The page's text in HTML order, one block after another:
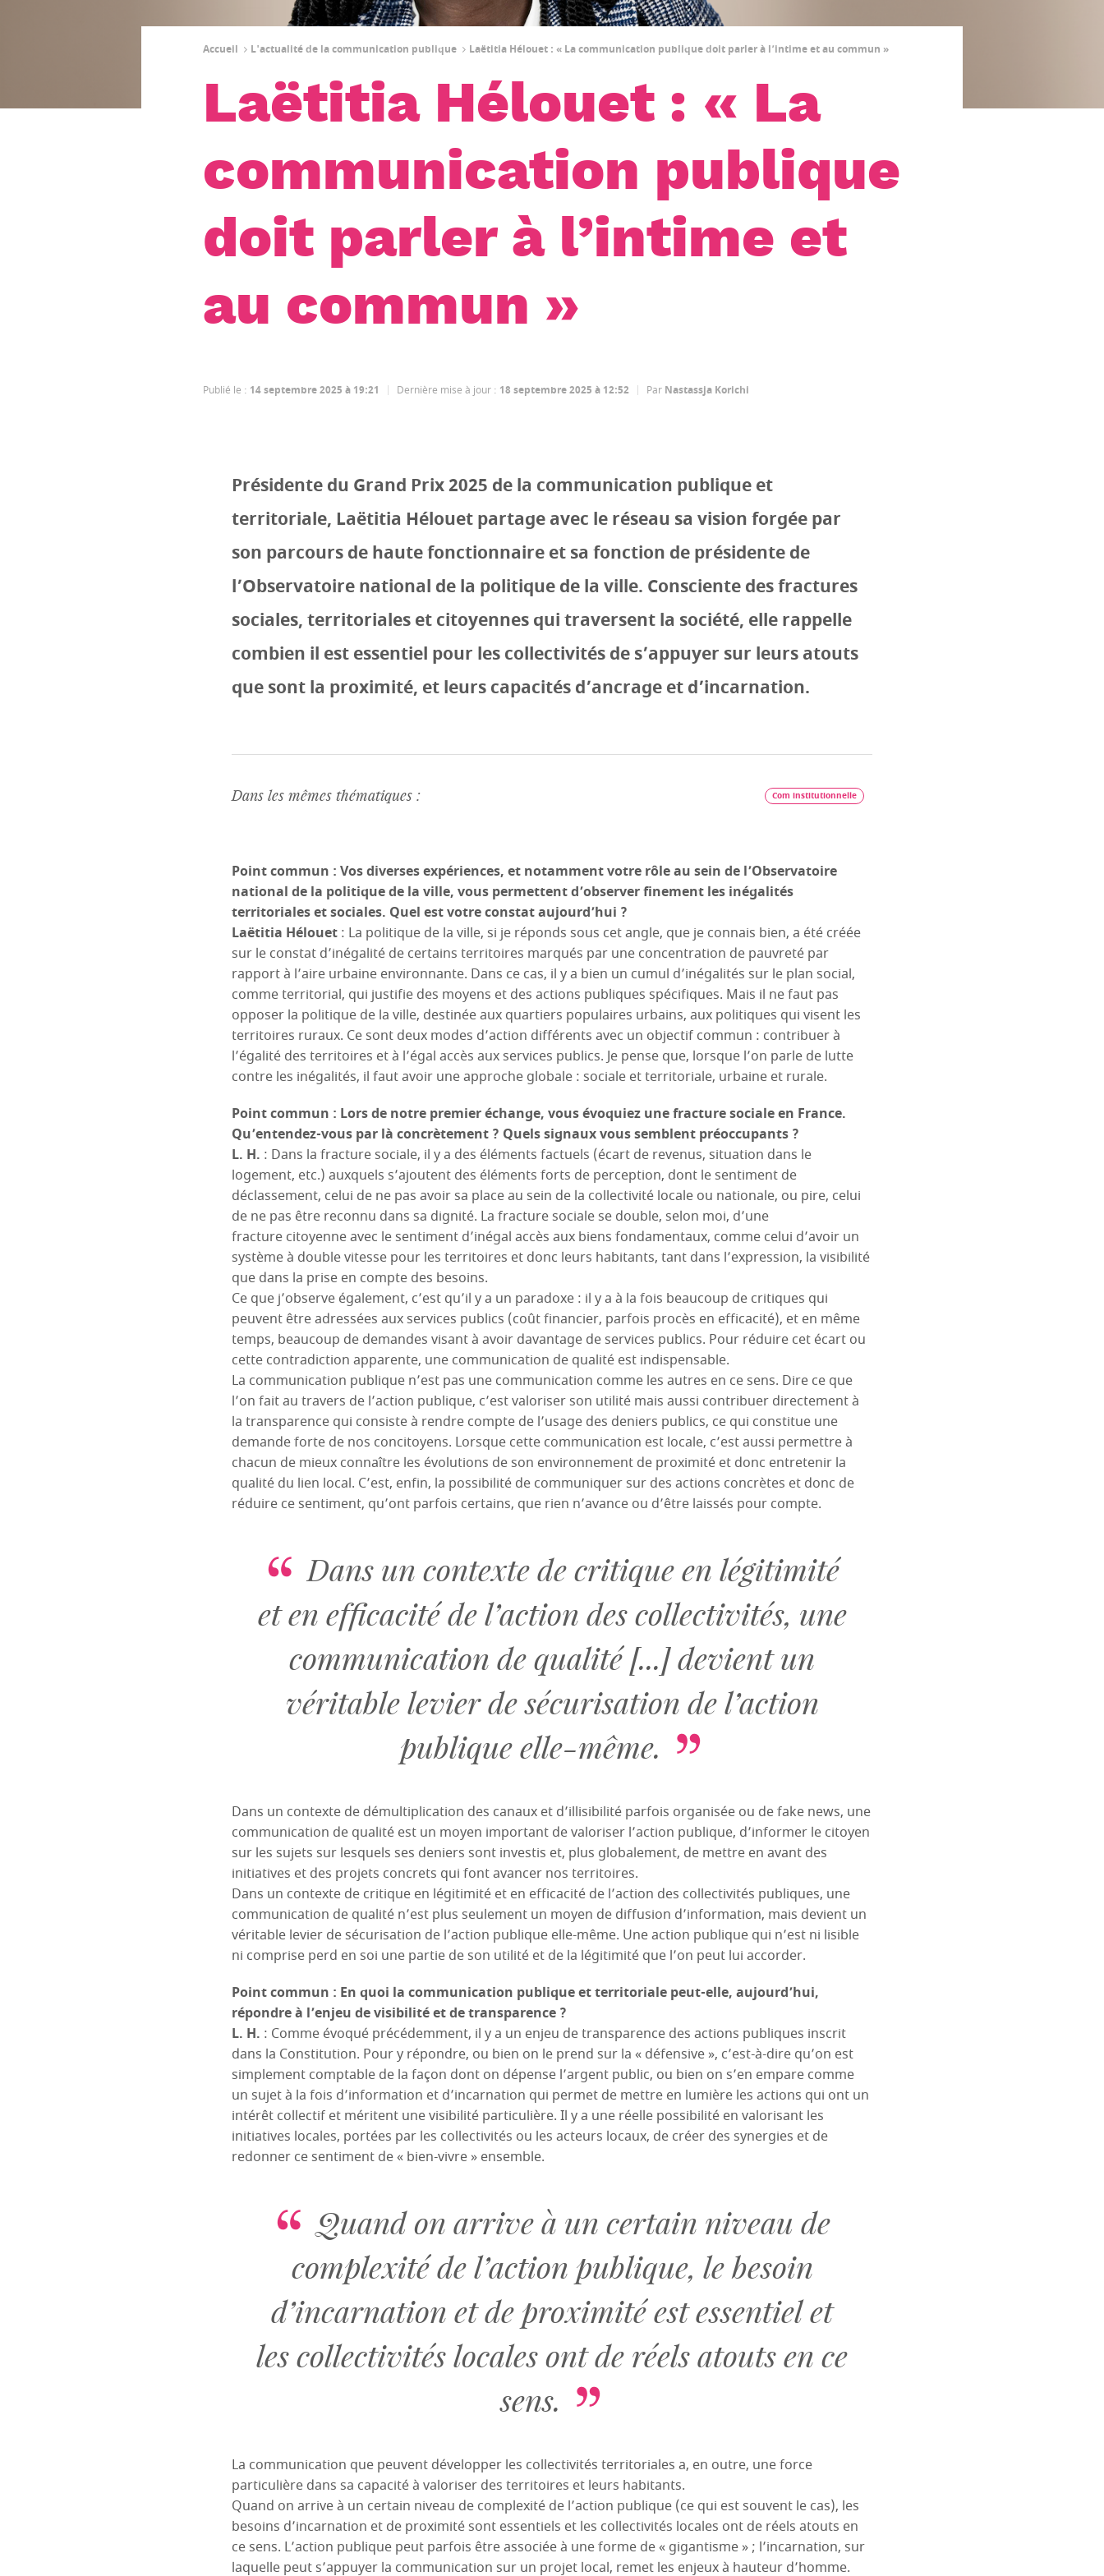
Accueil L'actualité de la communication publique Laëtitia Hélouet : « La communication publique doit parler à l’intime et au commun »
Laëtitia Hélouet : « La
communication publique
doit parler à l’intime et
au commun »
Publié le : 14 septembre 2025 à 19:21 Dernière mise à jour : 18 septembre 2025 à 12:52 Par Nastassja Korichi
Présidente du Grand Prix 2025 de la communication publique et
territoriale, Laëtitia Hélouet partage avec le réseau sa vision forgée par
son parcours de haute fonctionnaire et sa fonction de présidente de
l’Observatoire national de la politique de la ville. Consciente des fractures
sociales, territoriales et citoyennes qui traversent la société, elle rappelle
combien il est essentiel pour les collectivités de s’appuyer sur leurs atouts
que sont la proximité, et leurs capacités d’ancrage et d’incarnation.
Dans les mêmes thématiques : Com institutionnelle
Point commun : Vos diverses expériences, et notamment votre rôle au sein de l’Observatoire
national de la politique de la ville, vous permettent d’observer finement les inégalités
territoriales et sociales. Quel est votre constat aujourd’hui ?
Laëtitia Hélouet : La politique de la ville, si je réponds sous cet angle, que je connais bien, a été créée
sur le constat d’inégalité de certains territoires marqués par une concentration de pauvreté par
rapport à l’aire urbaine environnante. Dans ce cas, il y a bien un cumul d’inégalités sur le plan social,
comme territorial, qui justifie des moyens et des actions publiques spécifiques. Mais il ne faut pas
opposer la politique de la ville, destinée aux quartiers populaires urbains, aux politiques qui visent les
territoires ruraux. Ce sont deux modes d’action différents avec un objectif commun : contribuer à
l’égalité des territoires et à l’égal accès aux services publics. Je pense que, lorsque l’on parle de lutte
contre les inégalités, il faut avoir une approche globale : sociale et territoriale, urbaine et rurale.
Point commun : Lors de notre premier échange, vous évoquiez une fracture sociale en France.
Qu’entendez-vous par là concrètement ? Quels signaux vous semblent préoccupants ?
L. H. : Dans la fracture sociale, il y a des éléments factuels (écart de revenus, situation dans le
logement, etc.) auxquels s’ajoutent des éléments forts de perception, dont le sentiment de
déclassement, celui de ne pas avoir sa place au sein de la collectivité locale ou nationale, ou pire, celui
de ne pas être reconnu dans sa dignité. La fracture sociale se double, selon moi, d’une
fracture citoyenne avec le sentiment d’inégal accès aux biens fondamentaux, comme celui d’avoir un
système à double vitesse pour les territoires et donc leurs habitants, tant dans l’expression, la visibilité
que dans la prise en compte des besoins.
Ce que j’observe également, c’est qu’il y a un paradoxe : il y a à la fois beaucoup de critiques qui
peuvent être adressées aux services publics (coût financier, parfois procès en efficacité), et en même
temps, beaucoup de demandes visant à avoir davantage de services publics. Pour réduire cet écart ou
cette contradiction apparente, une communication de qualité est indispensable.
La communication publique n’est pas une communication comme les autres en ce sens. Dire ce que
l’on fait au travers de l’action publique, c’est valoriser son utilité mais aussi contribuer directement à
la transparence qui consiste à rendre compte de l’usage des deniers publics, ce qui constitue une
demande forte de nos concitoyens. Lorsque cette communication est locale, c’est aussi permettre à
chacun de mieux connaître les évolutions de son environnement de proximité et donc entretenir la
qualité du lien local. C’est, enfin, la possibilité de communiquer sur des actions concrètes et donc de
réduire ce sentiment, qu’ont parfois certains, que rien n’avance ou d’être laissés pour compte.
Dans un contexte de critique en légitimité
et en efficacité de l’action des collectivités, une
communication de qualité [...] devient un
véritable levier de sécurisation de l’action
publique elle-même.
Dans un contexte de démultiplication des canaux et d’illisibilité parfois organisée ou de fake news, une
communication de qualité est un moyen important de valoriser l’action publique, d’informer le citoyen
sur les sujets sur lesquels ses deniers sont investis et, plus globalement, de mettre en avant des
initiatives et des projets concrets qui font avancer nos territoires.
Dans un contexte de critique en légitimité et en efficacité de l’action des collectivités publiques, une
communication de qualité n’est plus seulement un moyen de diffusion d’information, mais devient un
véritable levier de sécurisation de l’action publique elle-même. Une action publique qui n’est ni lisible
ni comprise perd en soi une partie de son utilité et de la légitimité que l’on peut lui accorder.
Point commun : En quoi la communication publique et territoriale peut-elle, aujourd’hui,
répondre à l’enjeu de visibilité et de transparence ?
L. H. : Comme évoqué précédemment, il y a un enjeu de transparence des actions publiques inscrit
dans la Constitution. Pour y répondre, ou bien on le prend sur la « défensive », c’est-à-dire qu’on est
simplement comptable de la façon dont on dépense l’argent public, ou bien on s’en empare comme
un sujet à la fois d’information et d’incarnation qui permet de mettre en lumière les actions qui ont un
intérêt collectif et méritent une visibilité particulière. Il y a une réelle possibilité en valorisant les
initiatives locales, portées par les collectivités ou les acteurs locaux, de créer des synergies et de
redonner ce sentiment de « bien-vivre » ensemble.
Quand on arrive à un certain niveau de
complexité de l’action publique, le besoin
d’incarnation et de proximité est essentiel et
les collectivités locales ont de réels atouts en ce
sens.
La communication que peuvent développer les collectivités territoriales a, en outre, une force
particulière dans sa capacité à valoriser des territoires et leurs habitants.
Quand on arrive à un certain niveau de complexité de l’action publique (ce qui est souvent le cas), les
besoins d’incarnation et de proximité sont essentiels et les collectivités locales ont de réels atouts en
ce sens. L’action publique peut parfois être associée à une forme de « gigantisme » ; l’incarnation, sur
laquelle peut s’appuyer la communication sur un projet local, remet les enjeux à hauteur d’homme.